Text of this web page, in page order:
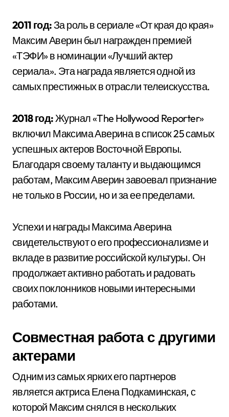
2011 год:За роль в сериале «От края до края»
Максим Аверин был награжден премией
«ТЭФИ» в номинации «Лучший актер
сериала». Эта награда является одной из
самых престижных в отрасли телеискусства.
2018 год:Журнал «The Hollywood Reporter»
включил Максима Аверина в список 25 самых
успешных актеров Восточной Европы.
Благодаря своему таланту и выдающимся
работам, Максим Аверин завоевал признание
не только в России, но и за ее пределами.
Успехи и награды Максима Аверина
свидетельствуют о его профессионализме и
вкладе в развитие российской культуры. Он
продолжает активно работать и радовать
своих поклонников новыми интересными
работами.
Совместная работа с другими
актерами
Одним из самых ярких его партнеров
является актриса Елена Подкаминская, с
которой Максим снялся в нескольких